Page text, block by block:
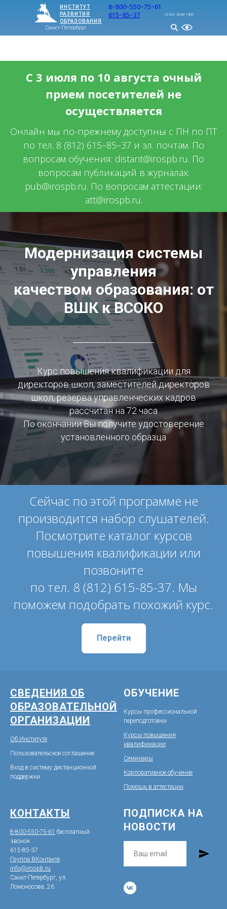
8−800−550−75−61
ИНСТИТУТ
РАЗВИТИЯ
ОБРАЗОВАНИЯ
Санкт-Петербург
615−85−37 ISSN: 2949-1495
С 3 июля по 10 августа очный
прием посетителей не
осуществляется
Онлайн мы по-прежнему доступны с ПН по ПТ
по тел. 8 (812) 615–85–37 и эл. почтам. По
вопросам обучения: distant@irospb.ru. По
вопросам публикаций в журналах:
pub@irospb.ru. По вопросам аттестации:
att@irospb.ru.
Модернизация системы
управления
качеством образования: от
ВШК к ВСОКО
Курс повышения квалификации для
директоров школ, заместителей директоров
школ, резерва управленческих кадров
рассчитан на 72 часа
По окончании Вы получите удостоверение
установленного образца
Сейчас по этой программе не
производится набор слушателей.
Посмотрите каталог курсов
повышения квалификации или
позвоните
по тел. 8 (812) 615-85-37. Мы
поможем подобрать похожий курс.
Перейти
СВЕДЕНИЯ ОБ
ОБРАЗОВАТЕЛЬНОЙ
ОРГАНИЗАЦИИ
Об Институте
Пользовательское соглашение
Вход в систему дистанционной
поддержки
ОБУЧЕНИЕ
Курсы профессиональной
переподготовки
Курсы повышения
квалификации
Семинары
Корпоративное обучение
Помощь в аттестации
КОНТАКТЫ
8-800-550-75-61 бесплатный
звонок
615-85-37
Группа ВКонтакте
info@irospb.ru
Санкт-Петербург, ул.
Ломоносова, 26
ПОДПИСКА НА
НОВОСТИ